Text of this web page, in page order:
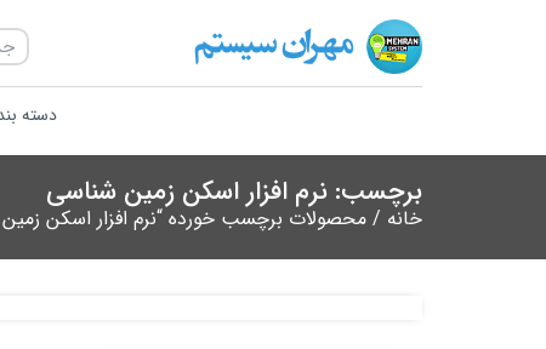
دسته
برچسب: نرم‌ افزار اسکن زمین‌ شناسی
خانه / محصولات برچسب خورده “نرم‌ افزار اسکن